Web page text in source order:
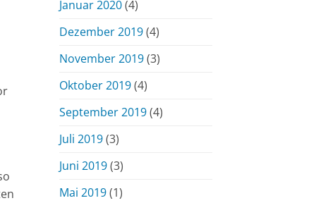
Januar 2020(4)
Dezember 2019(4)
November 2019(3)
Oktober 2019(4)
September 2019(4)
Juli 2019(3)
Juni 2019(3)
Mai 2019(1)